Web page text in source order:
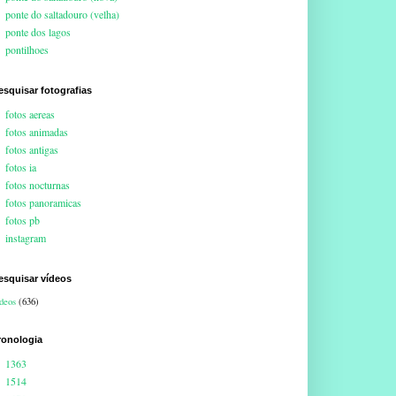
ponte do saltadouro (velha)
ponte dos lagos
pontilhoes
fotografias
fotos aereas
fotos animadas
fotos antigas
fotos ia
fotos nocturnas
fotos panoramicas
fotos pb
instagram
vídeos
(636)
1363
1514